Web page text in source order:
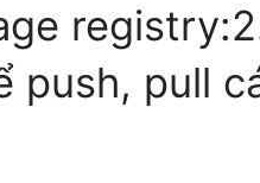
push, pull